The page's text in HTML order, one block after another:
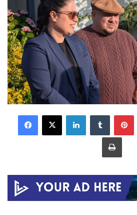
LinkedInTumblr
Print